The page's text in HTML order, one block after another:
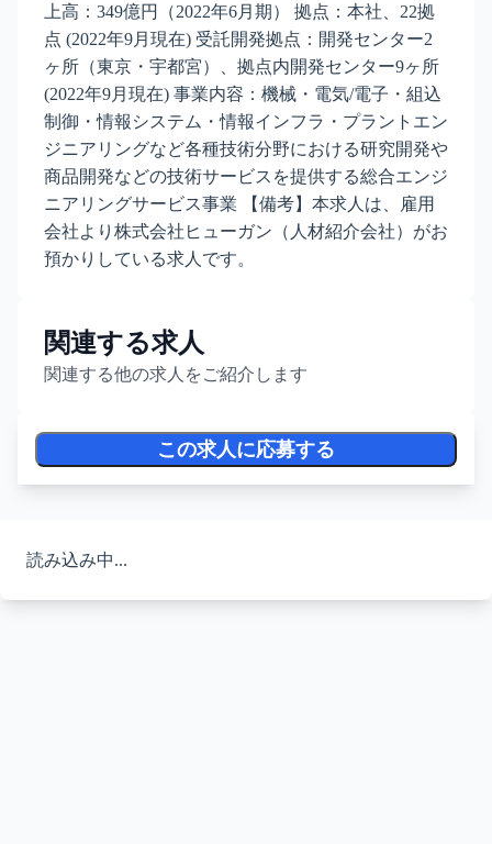
上高：349億円（2022年6月期） 拠点：本社、22拠
点 (2022年9月現在) 受託開発拠点：開発センター2
ヶ所（東京・宇都宮）、拠点内開発センター9ヶ所
(2022年9月現在) 事業内容：機械・電気/電子・組込
制御・情報システム・情報インフラ・プラントエン
ジニアリングなど各種技術分野における研究開発や
商品開発などの技術サービスを提供する総合エンジ
ニアリングサービス事業 【備考】本求人は、雇用
会社より株式会社ヒューガン（人材紹介会社）がお
預かりしている求人です。
関連する求人
関連する他の求人をご紹介します
この求人に応募する
読み込み中...